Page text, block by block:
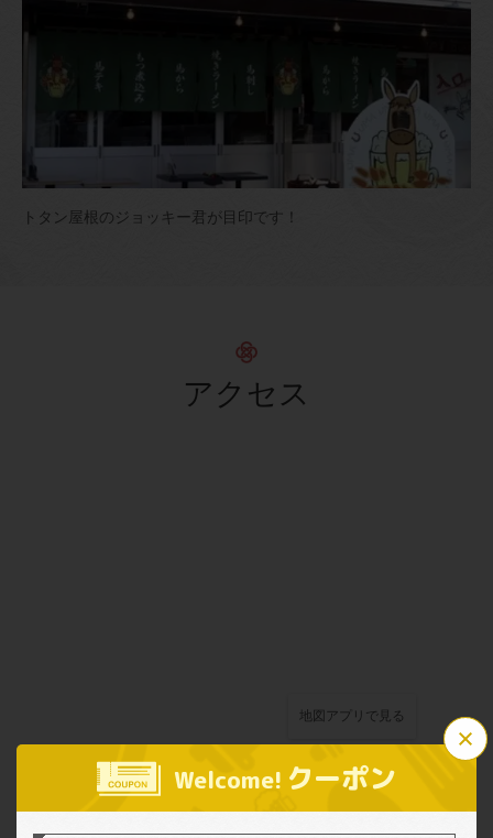
Welcome! クーポン
トタン屋根のジョッキー君が目印です！
アクセス
地図アプリで見る
千葉県船橋市本町１-11-23